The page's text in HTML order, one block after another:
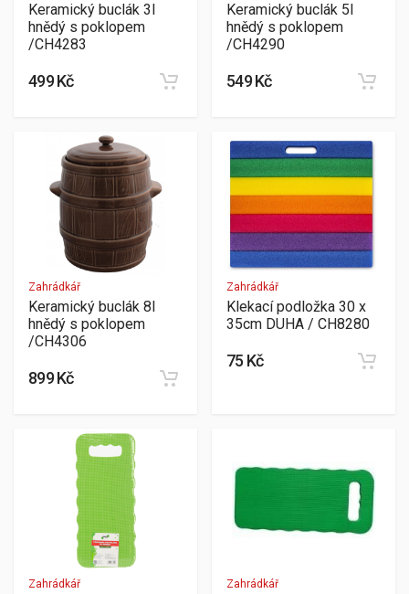
Keramický buclák 3l
hnědý s poklopem
/CH4283
499 Kč
Keramický buclák 5l
hnědý s poklopem
/CH4290
549 Kč
Zahrádkář
Keramický buclák 8l
hnědý s poklopem
/CH4306
899 Kč
Zahrádkář
Klekací podložka 30 x
35cm DUHA / CH8280
75 Kč
Zahrádkář Zahrádkář